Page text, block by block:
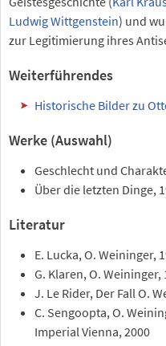
Ludwig Wittgenstein) und
zur Legitimierung ihres
Weiterführendes
Historische Bilder zu
Werke (Auswahl)
Geschlecht und
Über die letzten Dinge,
Literatur
E. Lucka, O. Weininger,
G. Klaren, O. Weininger,
J. Le Rider, Der Fall O.
C. Sengoopta, O.
Imperial Vienna, 2000